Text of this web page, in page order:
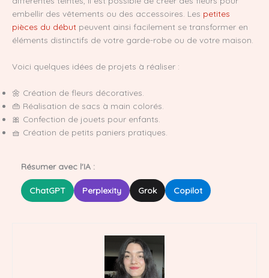
embellir des vêtements ou des accessoires. Les petites
pièces du début peuvent ainsi facilement se transformer en
éléments distinctifs de votre garde-robe ou de votre maison.
Voici quelques idées de projets à réaliser :
🌼 Création de fleurs décoratives.
👜 Réalisation de sacs à main colorés.
🎀 Confection de jouets pour enfants.
🧺 Création de petits paniers pratiques.
Résumer avec l'IA :
ChatGPT Perplexity Grok Copilot